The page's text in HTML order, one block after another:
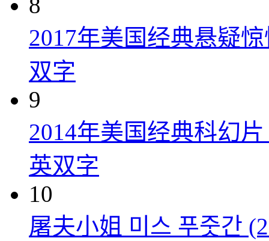
8
2017年美国经典悬疑
双字
9
2014年美国经典科幻
英双字
10
屠夫小姐 미스 푸줏간